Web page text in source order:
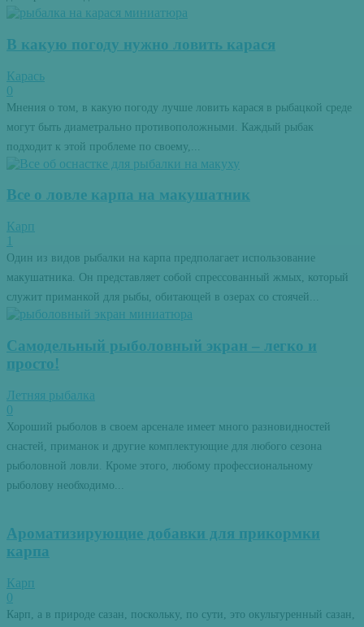
В какую погоду нужно ловить карася
Карась
0
Мнения о том, в какую погоду лучше ловить карася в рыбацкой среде
могут быть диаметрально противоположными. Каждый рыбак
подходит к этой проблеме по своему,...
Все о ловле карпа на макушатник
Карп
1
Один из видов рыбалки на карпа предполагает использование
макушатника. Он представляет собой спрессованный жмых, который
служит приманкой для рыбы, обитающей в озерах со стоячей...
Самодельный рыболовный экран – легко и
просто!
Летняя рыбалка
0
Хороший рыболов в своем арсенале имеет много разновидностей
снастей, приманок и другие комплектующие для любого сезона
рыболовной ловли. Кроме этого, любому профессиональному
рыболову необходимо...
Ароматизирующие добавки для прикормки
карпа
Карп
0
Карп, а в природе сазан, поскольку, по сути, это окультуренный сазан,